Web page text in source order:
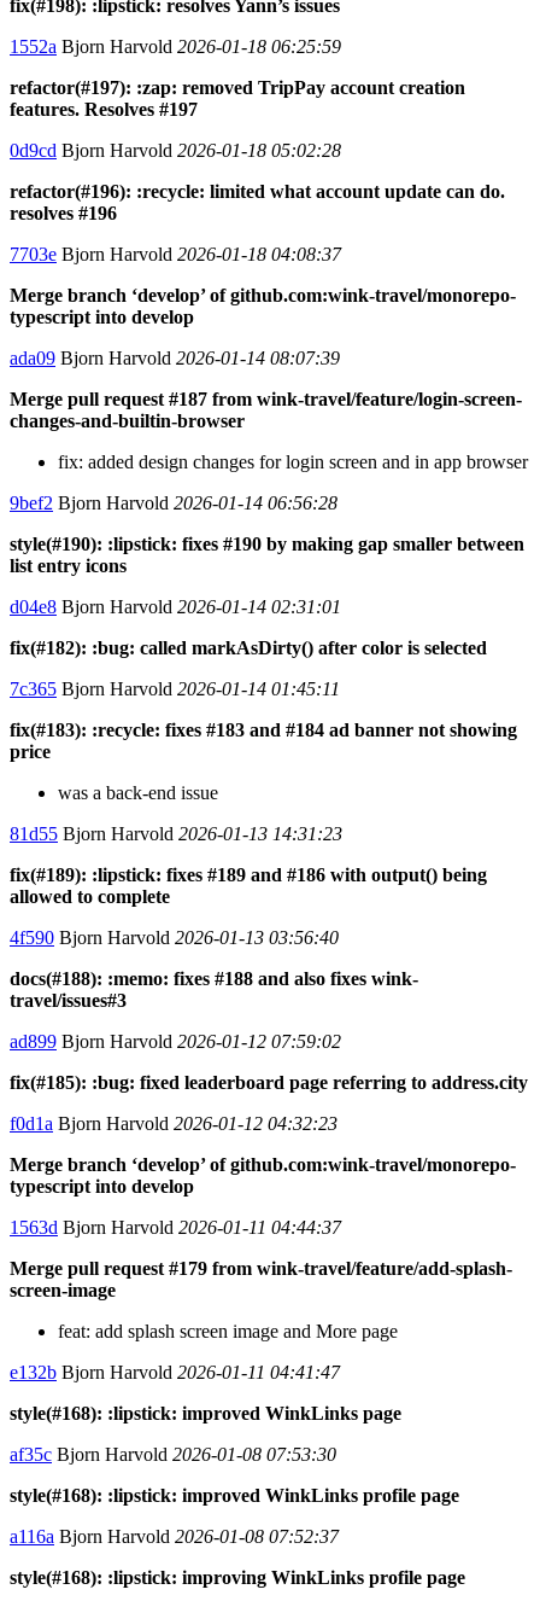
fix(#198): :lipstick: resolves Yann’s issues
1552a Bjorn Harvold 2026-01-18 06:25:59
refactor(#197): :zap: removed TripPay account creation
features. Resolves #197
0d9cd Bjorn Harvold 2026-01-18 05:02:28
refactor(#196): :recycle: limited what account update can do.
resolves #196
7703e Bjorn Harvold 2026-01-18 04:08:37
Merge branch ‘develop’ of github.com:wink-travel/monorepo-
typescript into develop
ada09 Bjorn Harvold 2026-01-14 08:07:39
Merge pull request #187 from wink-travel/feature/login-screen-
changes-and-builtin-browser
fix: added design changes for login screen and in app browser
9bef2 Bjorn Harvold 2026-01-14 06:56:28
style(#190): :lipstick: fixes #190 by making gap smaller between
list entry icons
d04e8 Bjorn Harvold 2026-01-14 02:31:01
fix(#182): :bug: called markAsDirty() after color is selected
7c365 Bjorn Harvold 2026-01-14 01:45:11
fix(#183): :recycle: fixes #183 and #184 ad banner not showing
price
was a back-end issue
81d55 Bjorn Harvold 2026-01-13 14:31:23
fix(#189): :lipstick: fixes #189 and #186 with output() being
allowed to complete
4f590 Bjorn Harvold 2026-01-13 03:56:40
docs(#188): :memo: fixes #188 and also fixes wink-
travel/issues#3
ad899 Bjorn Harvold 2026-01-12 07:59:02
fix(#185): :bug: fixed leaderboard page referring to address.city
f0d1a Bjorn Harvold 2026-01-12 04:32:23
Merge branch ‘develop’ of github.com:wink-travel/monorepo-
typescript into develop
1563d Bjorn Harvold 2026-01-11 04:44:37
Merge pull request #179 from wink-travel/feature/add-splash-
screen-image
feat: add splash screen image and More page
e132b Bjorn Harvold 2026-01-11 04:41:47
style(#168): :lipstick: improved WinkLinks page
af35c Bjorn Harvold 2026-01-08 07:53:30
style(#168): :lipstick: improved WinkLinks profile page
a116a Bjorn Harvold 2026-01-08 07:52:37
style(#168): :lipstick: improving WinkLinks profile page